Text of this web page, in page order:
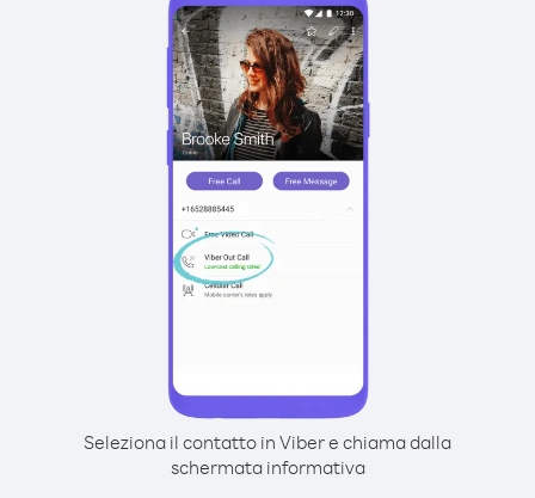
Seleziona il contatto in Viber e chiama dalla
schermata informativa